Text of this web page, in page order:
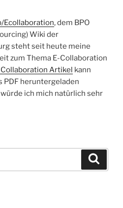
Ecollaboration, dem BPO
Wiki der
steht seit heute meine
zum Thema E-Collaboration
Collaboration Artikel kann
PDF heruntergeladen
ich mich natürlich sehr